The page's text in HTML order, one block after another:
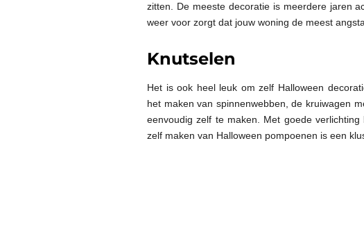
zitten. De meeste decoratie is meerdere jaren
weer voor zorgt dat jouw woning de meest
Knutselen
Het is ook heel leuk om zelf Halloween
het maken van spinnenwebben, de kruiwagen
eenvoudig zelf te maken. Met goede
zelf maken van Halloween pompoenen is een